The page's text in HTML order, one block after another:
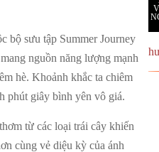
bộ sưu tập Summer Journey
nguồn năng lượng mạnh
hè. Khoảnh khắc ta chiêm
phút giây bình yên vô giá.
từ các loại trái cây khiến
cùng vẻ diệu kỳ của ánh